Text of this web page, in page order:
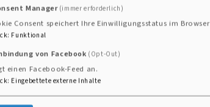
Anita Coppes
Manager (immer erforderlich)
Consent speichert Ihre Einwilligungsstatus im Browser
: Funktional
von Facebook (Opt-Out)
einen Facebook-Feed an.
: Eingebettete externe Inhalte